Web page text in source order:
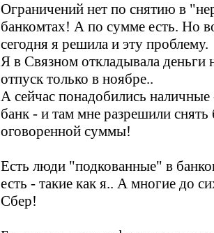
Ограничений нет по снятию в
банкомтах! А по сумме есть. Но
сегодня я решила и эту проблему.
Я в Связном откладывала деньги
отпуск только в ноябре..
А сейчас понадобились наличные
банк - и там мне разрешили
оговоренной суммы!
Есть люди "подкованные" в
есть - такие как я.. А многие до
Сбер!